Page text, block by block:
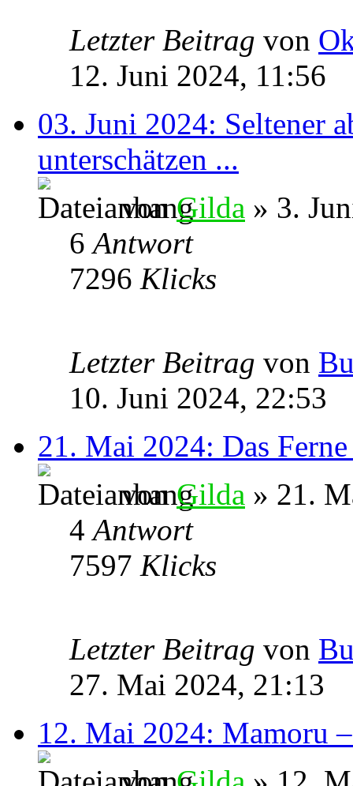
Letzter Beitrag von
12. Juni 2024, 11:56
03. Juni 2024: Seltener
unterschätzen ...
vonGilda » 3.
6Antwort
7296 Klicks
Letzter Beitrag von
10. Juni 2024, 22:53
21. Mai 2024: Das
vonGilda » 21.
4Antwort
7597 Klicks
Letzter Beitrag von
27. Mai 2024, 21:13
12. Mai 2024: Mamoru